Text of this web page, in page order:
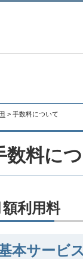
> 手数料について
数料に
額利用料
本サービ